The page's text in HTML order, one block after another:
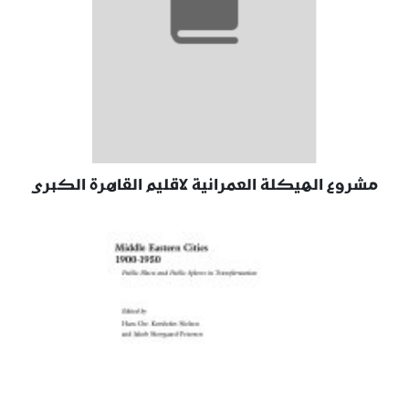
مشروع الهيكلة العمرانية لاقليم القاهرة الكبرى